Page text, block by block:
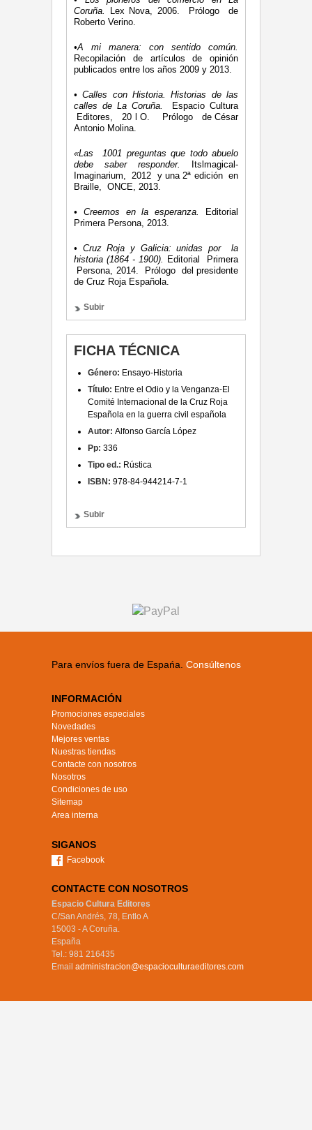
Coruña.
Lex Nova, 2006. Prólogo de
Roberto Verino.
•A mi manera: con sentido común.
Recopilación de artículos de opinión
publicados entre los años 2009 y 2013.
•Calles conHistoria. Historias de las
calles de La Coruña.
Espacio Cultura
Editores, 20 l O. Prólogo de César
Antonio Molina.
«Las 1001 preguntas que todo abuelo
debe saber responder.
Itslmagical-
Imaginarium, 2012 y una 2ª edición en
Braille, ONCE, 2013.
• Creemos enlaesperanza.
Editorial
Primera Persona, 2013.
• Cruz Roja y Galicia: unidas por la
historia (1864 ­ - 1900). Editorial Primera
Persona, 2014. Prólogo del presidente
de Cruz Roja Española.
Subir
FICHA TÉCNICA
Género: Ensayo-Historia
Título: Entre el Odio y la Venganza-El
Comité Internacional de la Cruz Roja
Española en la guerra civil española
Autor: Alfonso García López
Pp: 336
Tipo ed.: Rústica
ISBN: 978-84-944214-7-1
Subir
Para envíos fuera de Espańa. Consúltenos
INFORMACIÓN
Promociones especiales
Novedades
Mejores ventas
Nuestras tiendas
Contacte con nosotros
Nosotros
Condiciones de uso
Sitemap
Area interna
SIGANOS
Facebook
CONTACTE CON NOSOTROS
Espacio Cultura Editores
C/San Andrés, 78, Entlo A
15003 - A Coruña.
España
Tel.: 981 216435
Email administracion@espacioculturaeditores.com